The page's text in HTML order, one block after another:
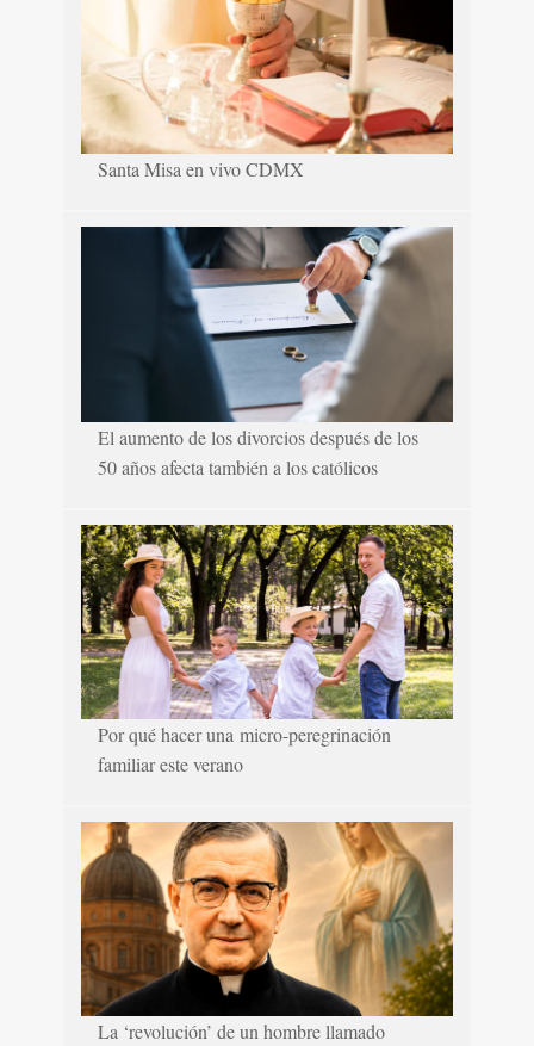
Santa Misa en vivo CDMX
El aumento de los divorcios después de los
50 años afecta también a los católicos
Por qué hacer una micro-peregrinación
familiar este verano
La ‘revolución’ de un hombre llamado